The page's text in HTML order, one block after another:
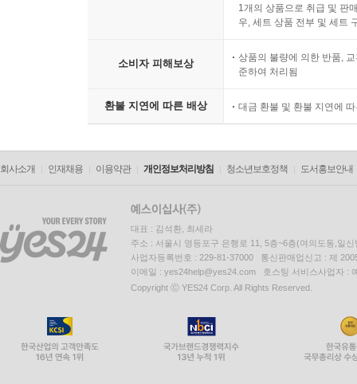
1개의 상품으로 취급 및 판
우, 세트 상품 전부 및 세트
소비자 피해보상
상품의 불량에 의한 반품,
준하여 처리됨
환불 지연에 따른 배상 대금 환불 및 환불 지연에
회사소개 인재채용 이용약관 개인정보처리방침 청소년보호정책 도서홍보안내
대표 : 김석환, 최세라
주소 : 서울시 영등포구 은행로 11, 5층~6층(여의도동,일신
사업자등록번호 : 229-81-37000 통신판매업신고 : 제
이메일 : yes24help@yes24.com 호스팅 서비스사업자 :
Copyright ⓒ YES24 Corp. All Rights Reserved.